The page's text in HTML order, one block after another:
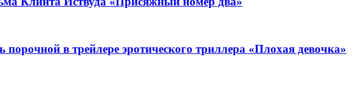
в трейлере эротического триллера «Плохая девочка»